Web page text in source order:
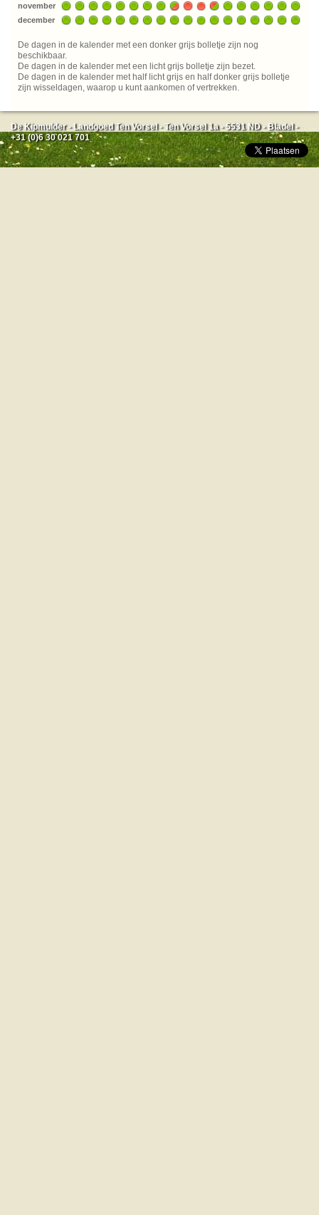
november
december
De dagen in de kalender met een donker grijs bolletje zijn nog
beschikbaar.
De dagen in de kalender met een licht grijs bolletje zijn bezet.
De dagen in de kalender met half licht grijs en half donker grijs bolletje
zijn wisseldagen, waarop u kunt aankomen of vertrekken.
De Kipmulder - Landgoed Ten Vorsel - Ten Vorsel 1a - 5531 ND - Bladel -
+31 (0)6 30 021 701